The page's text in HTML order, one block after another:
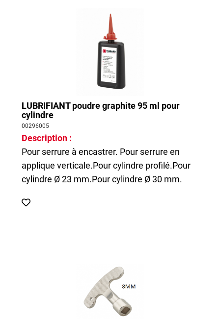
LUBRIFIANT poudre graphite 95 ml pour
cylindre
00296005
Description :
Pour serrure à encastrer. Pour serrure en
applique verticale.Pour cylindre profilé.Pour
cylindre Ø 23 mm.Pour cylindre Ø 30 mm.